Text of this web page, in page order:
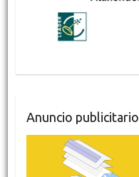
Anuncio publicitario